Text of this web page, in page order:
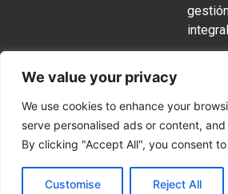
We value your privacy
We use cookies to enhance your
serve personalised ads or content,
By clicking "Accept All", you consent
Customise Reject All
integral
Copyright © 2026 OJARA S.A. Todos los